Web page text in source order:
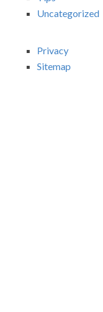
Uncategorized
Privacy
Sitemap